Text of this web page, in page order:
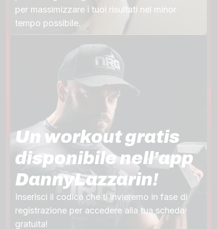
per massimizzare i tuoi risultati nel minor
tempo possibile.
Un workout gratis
disponibile nell’app
DannyLazzarin!
Inserisci il codice che ti invieremo in fase di
registrazione per accedere alla tua scheda
gratuita!